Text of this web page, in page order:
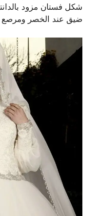
شكل فستان مزود
ضيق عند الخصر ومرصع